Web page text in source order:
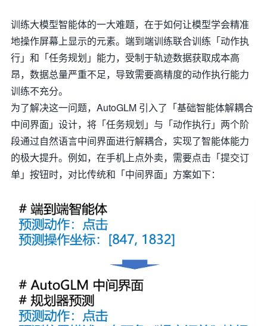
训练大模型智能体的一大难题，在于如何让模型学会精准
地操作屏幕上显示的元素。端到端训练联合训练「动作执
行」和「任务规划」能力，受制于轨迹数据获取成本高
昂，数据总量严重不足，导致需要高精度的动作执行能力
训练不充分。
为了解决这一问题，AutoGLM 引入了「基础智能体解耦合
中间界面」设计，将「任务规划」与「动作执行」两个阶
段通过自然语言中间界面进行解耦合，实现了智能体能力
的极大提升。例如，在手机上点外卖，需要点击「提交订
单」按钮时，对比传统和「中间界面」方案如下：